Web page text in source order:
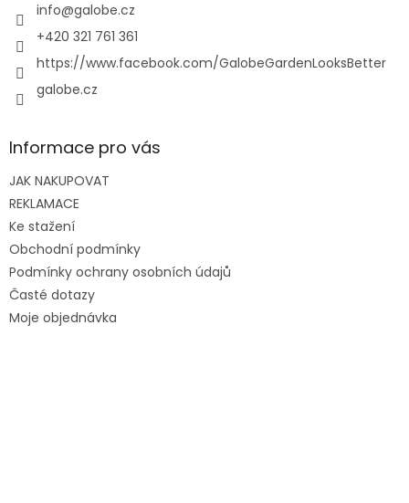
info@galobe.cz
+420 321 761 361
https://www.facebook.com/GalobeGardenLooksBetter
galobe.cz
Informace pro vás
JAK NAKUPOVAT
REKLAMACE
Ke stažení
Obchodní podmínky
Podmínky ochrany osobních údajů
Časté dotazy
Moje objednávka